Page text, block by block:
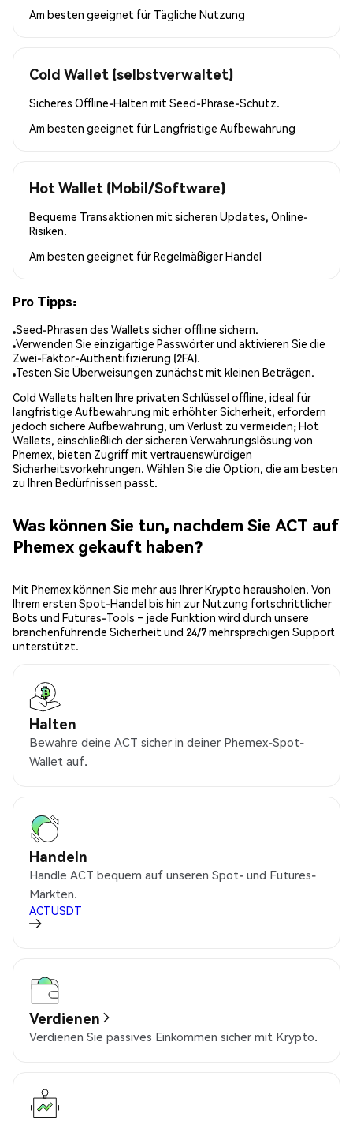
Am besten geeignet für Tägliche Nutzung
Cold Wallet (selbstverwaltet)
Sicheres Offline-Halten mit Seed-Phrase-Schutz.
Am besten geeignet fürLangfristige Aufbewahrung
Hot Wallet (Mobil/Software)
Bequeme Transaktionen mit sicheren Updates, Online-
Risiken.
Am besten geeignet fürRegelmäßiger Handel
Pro Tipps:
Seed-Phrasen des Wallets sicher offline sichern.
Verwenden Sie einzigartige Passwörter und aktivieren Sie die
Zwei-Faktor-Authentifizierung (2FA).
Testen Sie Überweisungen zunächst mit kleinen Beträgen.
Cold Wallets halten Ihre privaten Schlüssel offline, ideal für
langfristige Aufbewahrung mit erhöhter Sicherheit, erfordern
jedoch sichere Aufbewahrung, um Verlust zu vermeiden; Hot
Wallets, einschließlich der sicheren Verwahrungslösung von
Phemex, bieten Zugriff mit vertrauenswürdigen
Sicherheitsvorkehrungen. Wählen Sie die Option, die am besten
zu Ihren Bedürfnissen passt.
Was können Sie tun, nachdem Sie ACT auf
Phemex gekauft haben?
Mit Phemex können Sie mehr aus Ihrer Krypto herausholen. Von
Ihrem ersten Spot-Handel bis hin zur Nutzung fortschrittlicher
Bots und Futures-Tools – jede Funktion wird durch unsere
branchenführende Sicherheit und 24/7 mehrsprachigen Support
unterstützt.
Halten
Bewahre deine ACT sicher in deiner Phemex-Spot-
Wallet auf.
Handeln
Handle ACT bequem auf unseren Spot- und Futures-
Märkten.
ACTUSDT
Verdienen
Verdienen Sie passives Einkommen sicher mit Krypto.